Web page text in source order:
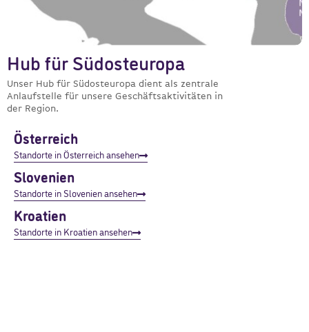
Hub für Südosteuropa
Unser Hub für Südosteuropa dient als zentrale
Anlaufstelle für unsere Geschäftsaktivitäten in
der Region.
Österreich
Standorte in Österreich ansehen
Slovenien
Standorte in Slovenien ansehen
Kroatien
Standorte in Kroatien ansehen